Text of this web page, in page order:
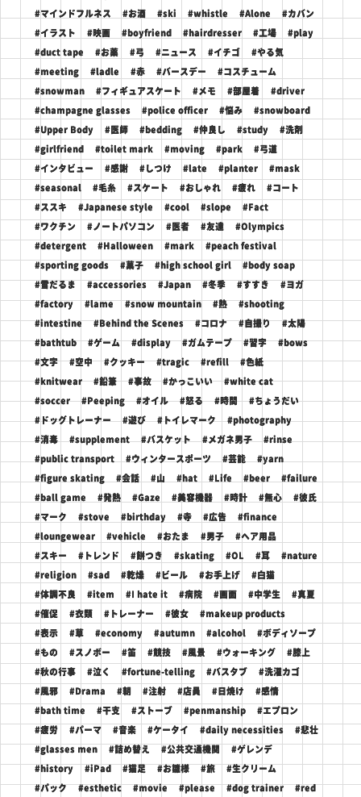
#マインドフルネス #お酒 #ski #whistle #Alone #カバン
#イラスト #映画 #boyfriend #hairdresser #工場 #play
#duct tape #お薬 #弓 #ニュース #イチゴ #やる気
#meeting #ladle #赤 #バースデー #コスチューム
#snowman #フィギュアスケート #メモ #部屋着 #driver
#champagne glasses #police officer #悩み #snowboard
#Upper Body #医師 #bedding #仲良し #study #洗剤
#girlfriend #toilet mark #moving #park #弓道
#インタビュー #感謝 #しつけ #late #planter #mask
#seasonal #毛糸 #スケート #おしゃれ #疲れ #コート
#ススキ #Japanese style #cool #slope #Fact
#ワクチン #ノートパソコン #医者 #友達 #Olympics
#detergent #Halloween #mark #peach festival
#sporting goods #菓子 #high school girl #body soap
#雪だるま #accessories #Japan #冬季 #すすき #ヨガ
#factory #lame #snow mountain #熱 #shooting
#intestine #Behind the Scenes #コロナ #自撮り #太陽
#bathtub #ゲーム #display #ガムテープ #習字 #bows
#文字 #空中 #クッキー #tragic #refill #色紙
#knitwear #鉛筆 #事故 #かっこいい #white cat
#soccer #Peeping #オイル #怒る #時間 #ちょうだい
#ドッグトレーナー #遊び #トイレマーク #photography
#消毒 #supplement #バスケット #メガネ男子 #rinse
#public transport #ウィンタースポーツ #芸能 #yarn
#figure skating #会話 #山 #hat #Life #beer #failure
#ball game #発熱 #Gaze #美容機器 #時計 #無心 #彼氏
#マーク #stove #birthday #寺 #広告 #finance
#loungewear #vehicle #おたま #男子 #ヘア用品
#スキー #トレンド #餅つき #skating #OL #耳 #nature
#religion #sad #乾燥 #ビール #お手上げ #白猫
#体調不良 #item #I hate it #病院 #画面 #中学生 #真夏
#催促 #衣類 #トレーナー #彼女 #makeup products
#表示 #草 #economy #autumn #alcohol #ボディソープ
#もの #スノボー #笛 #競技 #風景 #ウォーキング #膝上
#秋の行事 #泣く #fortune-telling #バスタブ #洗濯カゴ
#風邪 #Drama #朝 #注射 #店員 #日焼け #感情
#bath time #干支 #ストーブ #penmanship #エプロン
#疲労 #パーマ #音楽 #ケータイ #daily necessities #悲壮
#glasses men #詰め替え #公共交通機関 #ゲレンデ
#history #iPad #猫足 #お雛様 #旅 #生クリーム
#パック #esthetic #movie #please #dog trainer #red